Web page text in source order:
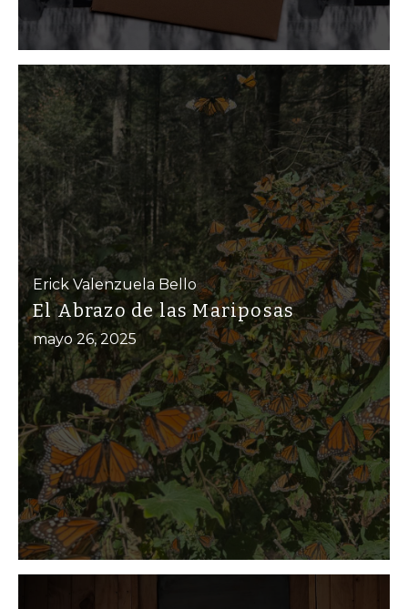
Erick Valenzuela Bello
El Abrazo de las Mariposas
mayo 26, 2025